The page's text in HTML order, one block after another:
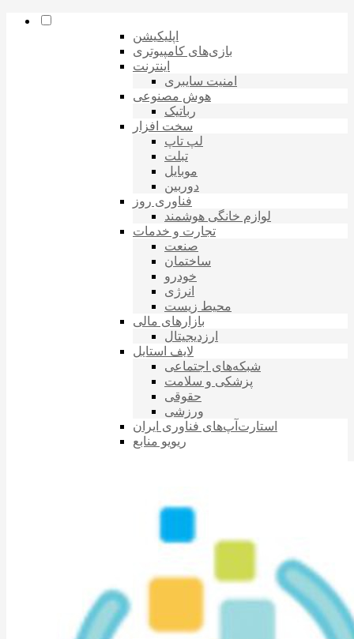
اپلیکیشن
بازی‌های کامپیوتری
اینترنت
امنیت سایبری
هوش مصنوعی
رباتیک
سخت افزار
لپ تاپ
تبلت
موبایل
دوربین
فناوری روز
لوازم خانگی هوشمند
تجارت و خدمات
صنعت
ساختمان
خودرو
انرژی
محیط زیست
بازارهای مالی
ارزدیجیتال
لایف استایل
شبکه‌های اجتماعی
پزشکی و سلامت
حقوقی
ورزشی
استارت‌آپ‌های فناوری ایران
ریویو منابع